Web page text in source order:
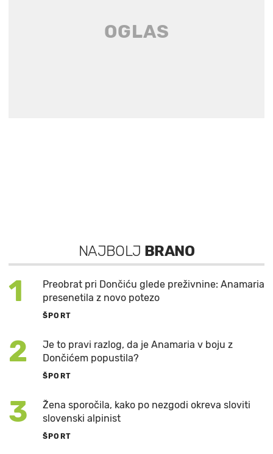
NAJBOLJ BRANO
1
Preobrat pri Dončiću glede preživnine: Anamaria
presenetila z novo potezo
ŠPORT
2
Je to pravi razlog, da je Anamaria v boju z
Dončićem popustila?
ŠPORT
3
Žena sporočila, kako po nezgodi okreva sloviti
slovenski alpinist
ŠPORT